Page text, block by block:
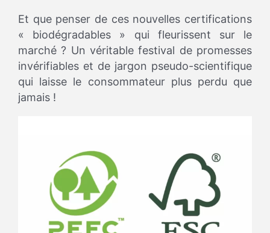
Et que penser de ces nouvelles certifications
« biodégradables » qui fleurissent sur le
marché ? Un véritable festival de promesses
invérifiables et de jargon pseudo-scientifique
qui laisse le consommateur plus perdu que
jamais !